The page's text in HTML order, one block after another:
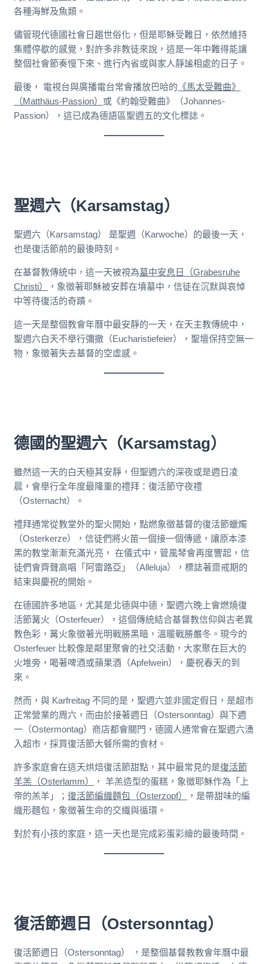
各種海鮮及魚類。
儘管現代德國社會日趨世俗化，但是耶穌受難日，依然維持
集體停歇的感覺，對許多非教徒來說，這是一年中難得能讓
整個社會節奏慢下來、進行內省或與家人靜謐相處的日子。
最後， 電視台與廣播電台常會播放巴哈的 《馬太受難曲》
（Matthäus-Passion） 或《約翰受難曲》（Johannes-
Passion），這已成為德語區聖週五的文化標誌。
聖週六（Karsamstag）
聖週六（Karsamstag） 是聖週（Karwoche）的最後一天，
也是復活節前的最後時刻。
在基督教傳統中，這一天被視為墓中安息日（Grabesruhe
Christi）
，象徵著耶穌被安葬在墳墓中，信徒在沉默與哀悼
中等待復活的奇蹟。
這一天是整個教會年曆中最安靜的一天，在天主教傳統中，
聖週六白天不舉行彌撒（Eucharistiefeier），聖壇保持空無一
物，象徵著失去基督的空虛感。
德國的聖週六（Karsamstag）
雖然這一天的白天極其安靜，但聖週六的深夜或是週日凌
晨，會舉行全年度最隆重的禮拜：復活節守夜禮
（Osternacht）。
禮拜通常從教堂外的聖火開始，點燃象徵基督的復活節蠟燭
（Osterkerze），信徒們將火苗一個接一個傳遞，讓原本漆
黑的教堂漸漸充滿光亮， 在儀式中，管風琴會再度響起，信
徒們會齊聲高唱「阿雷路亞」（Alleluja），標誌著齋戒期的
結束與慶祝的開始。
在德國許多地區，尤其是北德與中德，聖週六晚上會燃燒復
活節篝火（Osterfeuer），這個傳統結合基督教信仰與古老異
教色彩，篝火象徵著光明戰勝黑暗，溫暖戰勝嚴冬。現今的
Osterfeuer 比較像是鄰里聚會的社交活動，大家聚在巨大的
火堆旁，喝著啤酒或蘋果酒（Apfelwein），慶祝春天的到
來。
然而，與 Karfreitag 不同的是，聖週六並非國定假日，是超市
正常營業的周六，而由於接著週日（Ostersonntag）與下週
一（Ostermontag）商店都會關門，德國人通常會在聖週六湧
入超市，採買復活節大餐所需的食材。
許多家庭會在這天烘焙復活節甜點，其中最常見的是復活節
羊羔（Osterlamm）
， 羊羔造型的蛋糕，象徵耶穌作為「上
帝的羔羊」；復活節編織麵包（Osterzopf）
，是帶甜味的編
織形麵包，象徵著生命的交織與循環。
對於有小孩的家庭，這一天也是完成彩蛋彩繪的最後時間。
復活節週日（Ostersonntag）
復活節週日（Ostersonntag） ，是整個基督教教會年曆中最